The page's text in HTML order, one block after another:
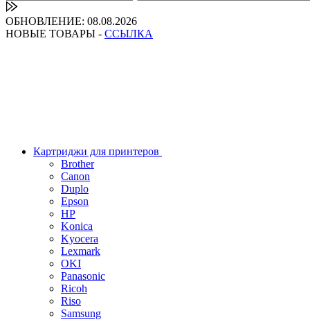
ОБНОВЛЕНИЕ: 08.08.2026
НОВЫЕ ТОВАРЫ - ССЫЛКА
Картриджи для принтеров
Brother
Canon
Duplo
Epson
HP
Konica
Kyocera
Lexmark
OKI
Panasonic
Ricoh
Riso
Samsung